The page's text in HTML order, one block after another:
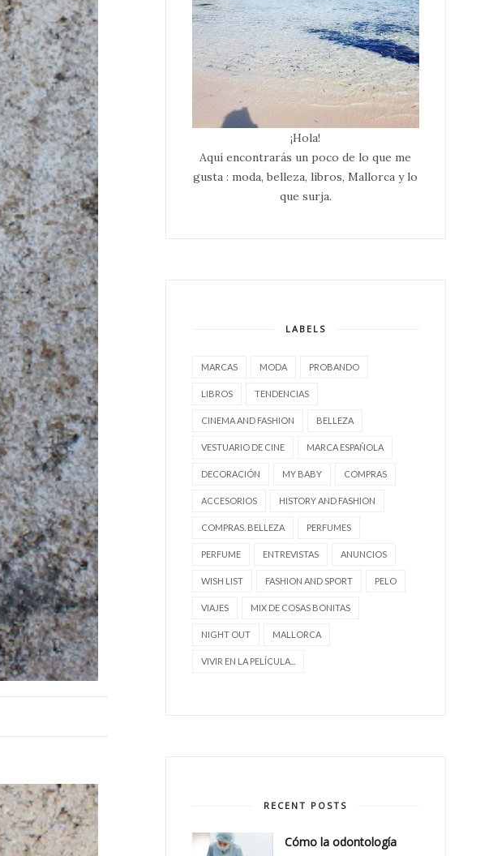
¡Hola!
Aquí encontrarás un poco de lo que me
gusta : moda, belleza, libros, Mallorca y lo
que surja.
LABELS
MARCAS MODA PROBANDO
LIBROS TENDENCIAS
CINEMA AND FASHION BELLEZA
VESTUARIO DE CINE MARCA ESPAÑOLA
DECORACIÓN MY BABY COMPRAS
ACCESORIOS HISTORY AND FASHION
COMPRAS. BELLEZA PERFUMES
PERFUME ENTREVISTAS ANUNCIOS
WISH LIST FASHION AND SPORT PELO
VIAJES MIX DE COSAS BONITAS
NIGHT OUT MALLORCA
VIVIR EN LA PELÍCULA...
RECENT POSTS
Cómo la odontología